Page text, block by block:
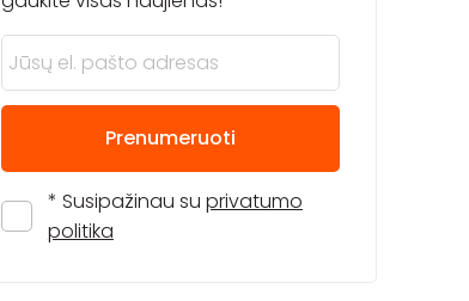
Prenumeruoti
* Susipažinau su privatumo
politika